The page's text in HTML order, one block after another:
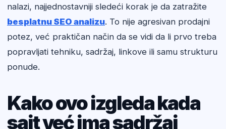
nalazi, najjednostavniji sledeći korak je da zatražite
besplatnu SEO analizu. To nije agresivan prodajni
potez, već praktičan način da se vidi da li prvo treba
popravljati tehniku, sadržaj, linkove ili samu strukturu
ponude.
Kako ovo izgleda kada
sajt već ima sadržaj